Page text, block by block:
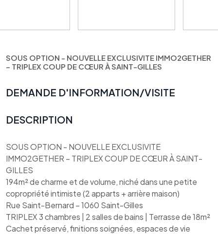
SOUS OPTION - NOUVELLE EXCLUSIVITE IMMO2GETHER
– TRIPLEX COUP DE CŒUR À SAINT-GILLES
DEMANDE D'INFORMATION/VISITE
DESCRIPTION
SOUS OPTION - NOUVELLE EXCLUSIVITE
IMMO2GETHER – TRIPLEX COUP DE CŒUR À SAINT-
GILLES
194m² de charme et de volume, niché dans une petite
copropriété intimiste (2 apparts + arrière maison)
Rue Saint-Bernard – 1060 Saint-Gilles
TRIPLEX 3 chambres | 2 salles de bains | Terrasse de 18m²
Cachet préservé, finitions soignées, espaces de vie